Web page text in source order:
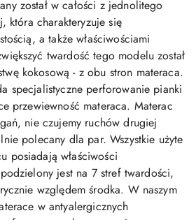
został w całości z jednolitego
która charakteryzuje się
a także właściwościami
twardość tego modelu został
kokosową - z obu stron materaca.
specjalistyczne perforowanie pianki
przewiewność materaca. Materac
nie czujemy ruchów drugiej
polecany dla par. Wszystkie użyte
posiadają właściwości
jest na 7 stref twardości,
względem środka. W naszym
w antyalergicznych